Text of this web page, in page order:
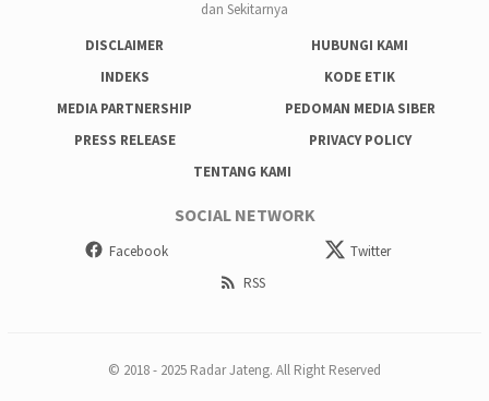
DISCLAIMER
HUBUNGI KAMI
INDEKS
KODE ETIK
MEDIA PARTNERSHIP
PEDOMAN MEDIA SIBER
PRESS RELEASE
PRIVACY POLICY
TENTANG KAMI
SOCIAL NETWORK
Facebook
Twitter
RSS
© 2018 - 2025 Radar Jateng. All Right Reserved